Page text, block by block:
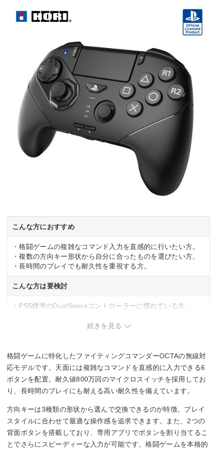
こんな方におすすめ
・格闘ゲームの複雑なコマンド入力を直感的に行いたい方。
・複数の方向キー形状から自分に合ったものを選びたい方。
・長時間のプレイでも耐久性を重視する方。
こんな方は要検討
・PS5標準のDualSenseコントローラーに慣れている方。
続きを見る
格闘ゲームに特化したファイティングコマンダーOCTAの無線対
応モデルです。天面には複雑なコマンドを直感的に入力できる6
ボタンを配置。耐久値800万回のマイクロスイッチを採用してお
り、長時間のプレイにも耐える高い耐久性を備えています。
方向キーは3種類の形状から選んで交換できるのが特徴。プレイ
スタイルに合わせて最適な操作感を追求できます。また、2つの
背面ボタンを搭載しており、専用アプリでボタンを割り当てるこ
とでさらにスピーディーな入力が可能です。格闘ゲームを本格的